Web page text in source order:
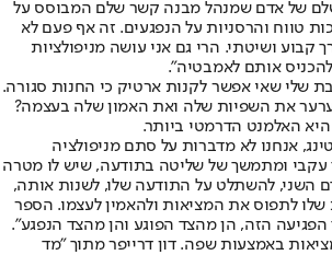
שלם של אדם שמנהל מבנה קשר שלם המבוסס על
טווח והרסניות על הנפגעים. זה אף פעם לא
קבוע ושיטתי. הרי גם אני עושה מניפולציות
אותם לאמבטיה".
שלי שאי אפשר לקנות ארטיק כי החנות סגורה.
את השפיות שלה ואת האמון שלה בעצמה?
האלמנט הדרמטי ביותר.
אנחנו לא מדברות על סתם מניפולציה
עקבי ומתמשך של שליטה בתודעה, שיש לו מטרה
השני, להשתלט על התודעה שלו, לשנות אותה,
שלו לתפוס את המציאות ולהאמין לעצמו. הספר
הזה, הן מהצד הפוגע והן מהצד הנפגע".
באמצעות שפה. דון דרייפר מתוך "מד